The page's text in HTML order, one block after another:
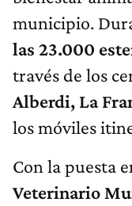
municipio.
las 23.000
través de los
Alberdi, La
los móviles
Con la puesta
Veterinario